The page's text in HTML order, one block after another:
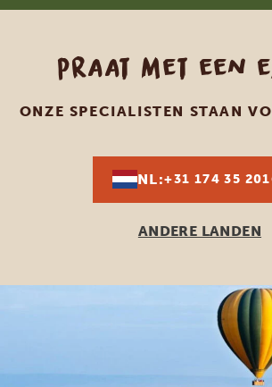
Praat met een
ONZE SPECIALISTEN STAAN
NL:+31 174 35
ANDERE LANDEN